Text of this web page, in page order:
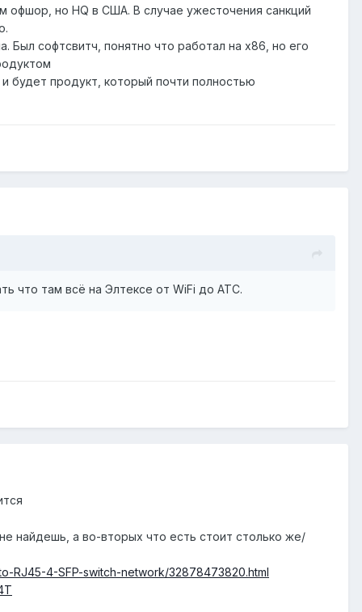
офшор, но HQ в США. В случае ужесточения санкций
Был софтсвитч, понятно что работал на x86, но его
будет продукт, который почти полностью
что там всё на Элтексе от WiFi до АТС.
найдешь, а во-вторых что есть стоит столько же/
RJ45-4-SFP-switch-network/32878473820.html